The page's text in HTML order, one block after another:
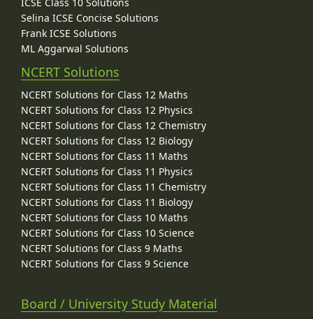
Selina ICSE Concise Solutions
Frank ICSE Solutions
ML Aggarwal Solutions
NCERT Solutions
NCERT Solutions for Class 12 Maths
NCERT Solutions for Class 12 Physics
NCERT Solutions for Class 12 Chemistry
NCERT Solutions for Class 12 Biology
NCERT Solutions for Class 11 Maths
NCERT Solutions for Class 11 Physics
NCERT Solutions for Class 11 Chemistry
NCERT Solutions for Class 11 Biology
NCERT Solutions for Class 10 Maths
NCERT Solutions for Class 10 Science
NCERT Solutions for Class 9 Maths
NCERT Solutions for Class 9 Science
Board / University Study Material